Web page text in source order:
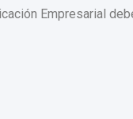
Empresarial